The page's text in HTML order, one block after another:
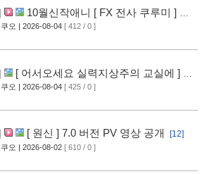
10월신작애니 [ FX 전사 쿠루미 ] PV
개
[5]
오 | 2026-08-04 [ 412 / 0 ]
[ 어서오세요 실력지상주의 교실에 ] 블
VOL.2 표지 공개 [6]
오 | 2026-08-04 [ 425 / 0 ]
[ 원신 ] 7.0 버전 PV 영상 공개 [12]
오 | 2026-08-02 [ 610 / 0 ]